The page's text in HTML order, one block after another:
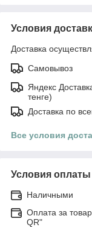
Условия
Доставка
Самовывоз
Яндекс
тенге)
Доставка по
Все условия
Условия оплаты
Наличными
Оплата за
QR"